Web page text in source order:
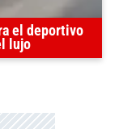
el deportivo
lujo